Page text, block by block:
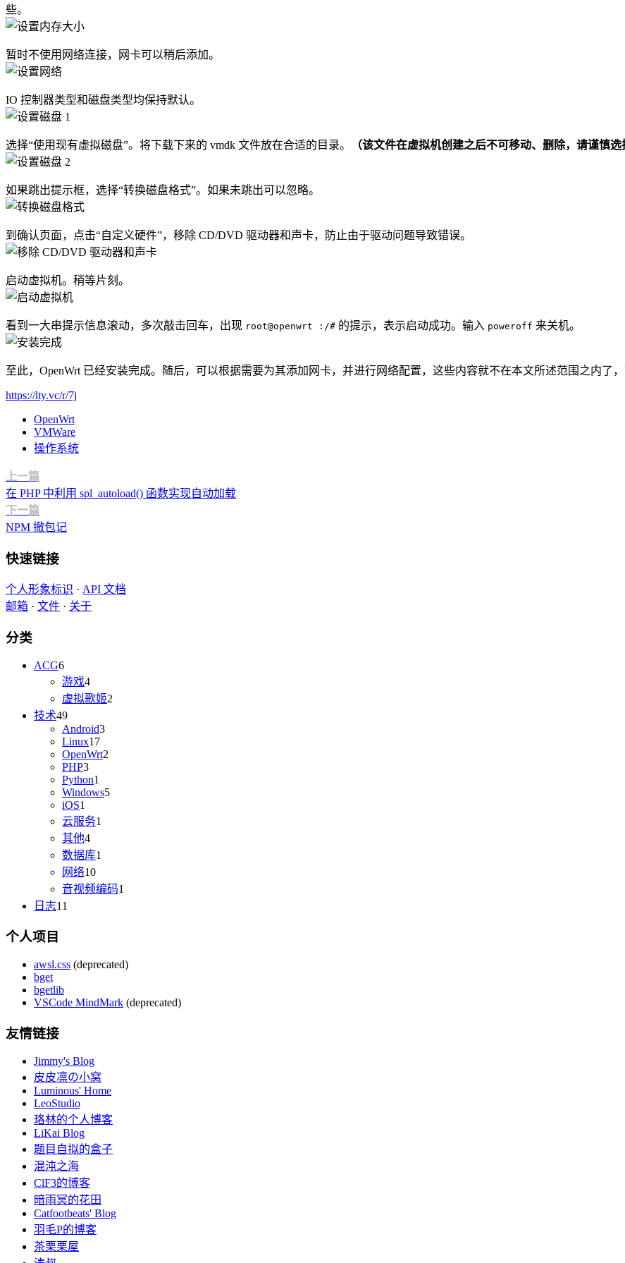
些。
暂时不使用网络连接，网卡可以稍后添加。
IO 控制器类型和磁盘类型均保持默认。
选择“使用现有虚拟磁盘”。将下载下来的 vmdk 文件放在合适的目录。 （该文件在虚拟机创建之后不可移动、删除，请谨慎
如果跳出提示框，选择“转换磁盘格式”。如果未跳出可以忽略。
到确认页面，点击“自定义硬件”，移除 CD/DVD 驱动器和声卡，防止由于驱动问题导致错误。
启动虚拟机。稍等片刻。
看到一大串提示信息滚动，多次敲击回车，出现 root@openwrt :/# 的提示，表示启动成功。输入 poweroff 来关机。
至此，OpenWrt 已经安装完成。随后，可以根据需要为其添加网卡，并进行网络配置，这些内容就不在本文所述范围之内了
https://lty.vc/r/7j
OpenWrt
VMWare
操作系统
上一篇
在 PHP 中利用 spl_autoload() 函数实现自动加载
下一篇
NPM 撤包记
快速链接
个人形象标识 · API 文档
邮箱 · 文件 · 关于
分类
ACG6
游戏4
虚拟歌姬2
技术49
Android3
Linux17
OpenWrt2
PHP3
Python1
Windows5
iOS1
云服务1
其他4
数据库1
网络10
音视频编码1
日志11
个人项目
awsl.css (deprecated)
bget
bgetlib
VSCode MindMark (deprecated)
友情链接
Jimmy's Blog
皮皮凛の小窝
Luminous' Home
LeoStudio
珞林的个人博客
LiKai Blog
题目自拟的盒子
混沌之海
ClF3的博客
暗雨冥的花田
Catfootbeats' Blog
羽毛P的博客
茶栗栗屋